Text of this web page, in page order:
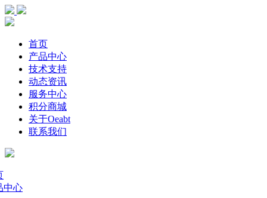
首页
产品中心
技术支持
动态资讯
服务中心
积分商城
关于Oeabt
联系我们
中心